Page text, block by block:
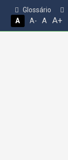
Glossário
A
A- A A+